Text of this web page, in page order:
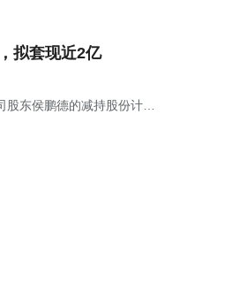
拟套现近2亿
股东侯鹏德的减持股份计